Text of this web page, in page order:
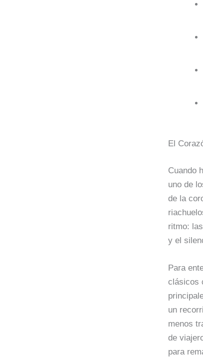
El
Cuando
uno de
de la
ritmo:
y el
Para
clásicos
un
menos
de
para